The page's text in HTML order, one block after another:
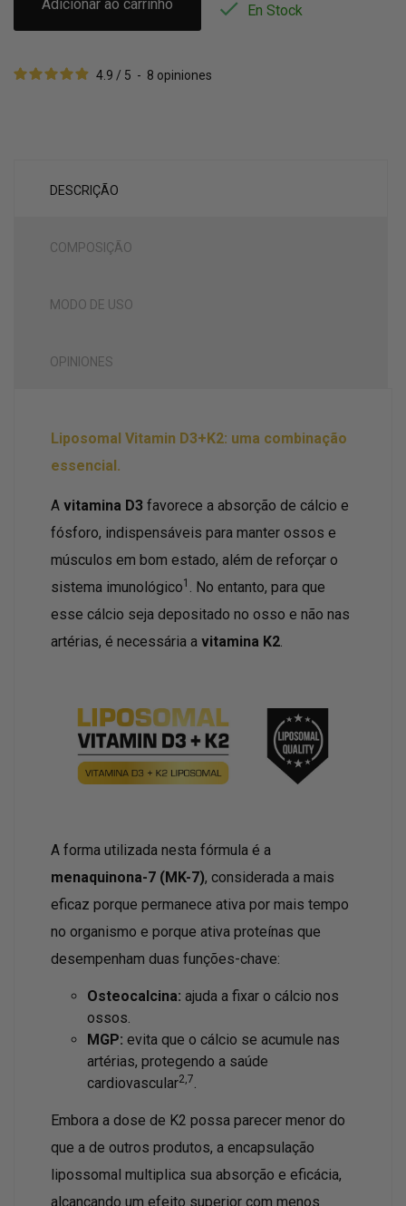
Adicionar ao carrinho  En Stock
4.9 / 5 - 8 opiniones
DESCRIÇÃO
COMPOSIÇÃO
MODO DE USO
OPINIONES
Liposomal Vitamin D3+K2: uma combinação
essencial.
A vitamina D3 favorece a absorção de cálcio e
fósforo, indispensáveis para manter ossos e
músculos em bom estado, além de reforçar o
sistema imunológico1 . No entanto, para que
esse cálcio seja depositado no osso e não nas
artérias, é necessária a vitamina K2.
A forma utilizada nesta fórmula é a
menaquinona-7 (MK-7), considerada a mais
eficaz porque permanece ativa por mais tempo
no organismo e porque ativa proteínas que
desempenham duas funções-chave:
Osteocalcina: ajuda a fixar o cálcio nos
ossos.
MGP: evita que o cálcio se acumule nas
artérias, protegendo a saúde
cardiovascular2,7.
Embora a dose de K2 possa parecer menor do
que a de outros produtos, a encapsulação
lipossomal multiplica sua absorção e eficácia,
alcançando um efeito superior com menos